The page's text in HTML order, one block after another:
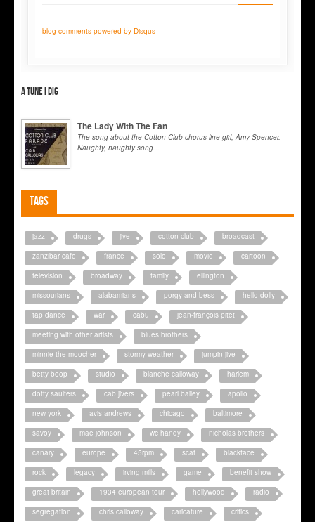
blog comments powered by Disqus
A tune I dig
The Lady With The Fan
The song about the Cotton Club chorus line girl, Amy Spencer.
Naughty, naughty song...
Tags
jazz drugs jive cotton club
broadcast
zanzibar cafe
france solo movie
cartoon
television
broadway family
ellington
missourians
alabamians porgy and bess
hello dolly
tap dance
war cabu
jean-françois pitet
meeting with other artists
blues brothers
minnie the moocher
stormy weather
jumpin jive
betty boop
studio blanche calloway
harlem
dotty saulters
cab jivers pearl bailey
apollo
new york
avis andrews chicago
baltimore
savoy
mae johnson wc handy
nicholas brothers
canary
europe 45rpm scat
blackface
rock
legacy irving mills game
benefit show
great britain
1934 european tour hollywood
radio
segregation
chris calloway caricature
critics